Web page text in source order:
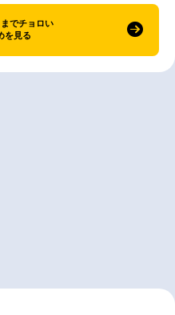
でチョロい
を見る